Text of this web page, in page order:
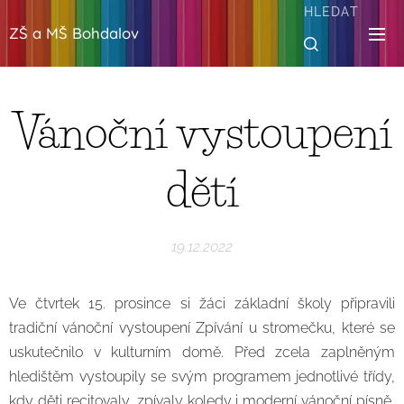
ZŠ a MŠ Bohdalov
HLEDAT
Vánoční vystoupení
dětí
19.12.2022
Ve čtvrtek 15. prosince si žáci základní školy připravili
tradiční vánoční vystoupení Zpívání u stromečku, které se
uskutečnilo v kulturním domě. Před zcela zaplněným
hledištěm vystoupily se svým programem jednotlivé třídy,